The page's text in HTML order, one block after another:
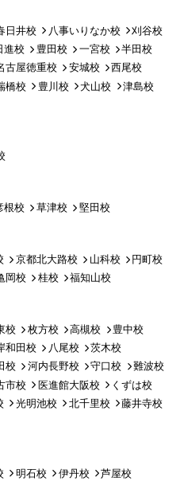
日井校 八事いりなか校
刈谷校
進校 豊田校 一宮校
半田校
古屋徳重校 安城校
西尾校
橋校 豊川校 犬山校
津島校
根校 草津校 堅田校
京都北大路校 山科校
円町校
岡校 桂校 福知山校
校 枚方校 高槻校
豊中校
和田校 八尾校
茨木校
校 河内長野校 守口校
難波校
市校 医進館大阪校
くずは校
光明池校 北千里校
藤井寺校
明石校 伊丹校
芦屋校